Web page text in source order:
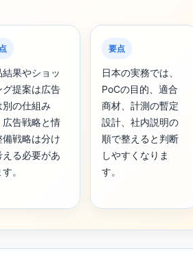
結果やショッ
グ提案は広告
別の仕組み
広告戦略と情
備戦略は分け
える必要があ
。
要点
日本の実務では、
PoCの目的、適合
商材、計測の暫定
設計、社内説明の
順で整えると判断
しやすくなりま
す。